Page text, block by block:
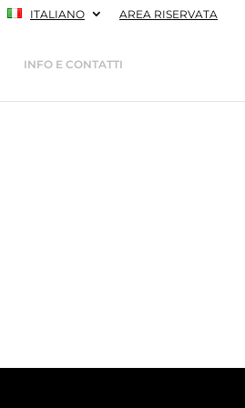
ITALIANO AREA RISERVATA
INFO E CONTATTI